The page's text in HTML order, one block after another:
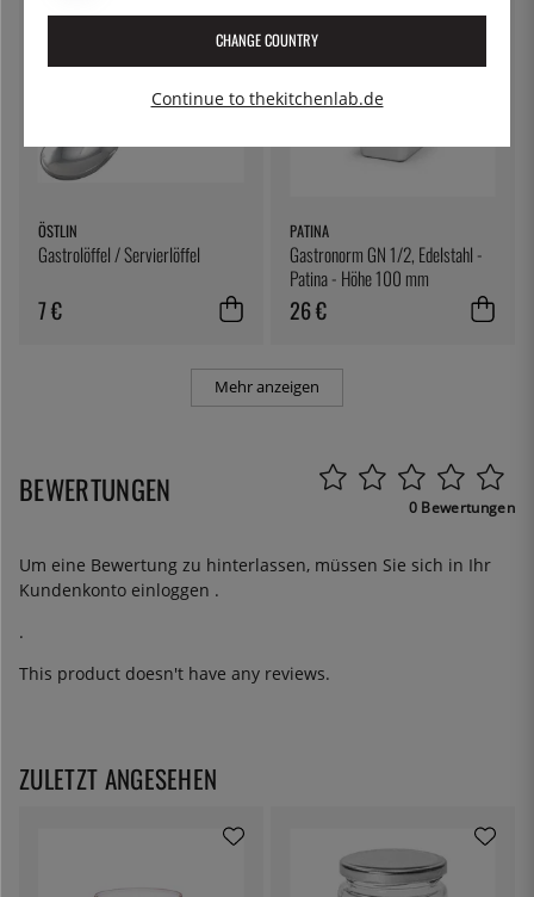
ÖSTLIN
Gastrolöffel / Servierlöffel
7 €
PATINA
Gastronorm GN 1/2, Edelstahl -
Patina - Höhe 100 mm
26 €
Mehr anzeigen
BEWERTUNGEN 0 Bewertungen
Um eine Bewertung zu hinterlassen, müssen Sie sich in Ihr
Kundenkonto einloggen .
.
This product doesn't have any reviews.
ZULETZT ANGESEHEN
CHANGE COUNTRY
Continue to thekitchenlab.de